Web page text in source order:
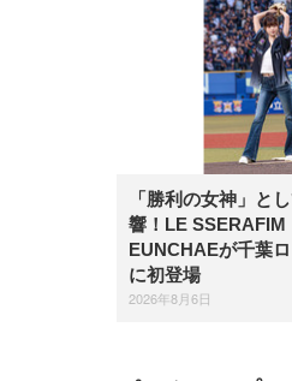
「勝利の女神」と
響！LE SSERAFIM
EUNCHAEが千葉
に初登場
2026年8月6日